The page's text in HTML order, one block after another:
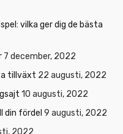
vilka ger dig de bästa
7 december, 2022
tillväxt 22 augusti, 2022
10 augusti, 2022
din fördel 9 augusti, 2022
2022